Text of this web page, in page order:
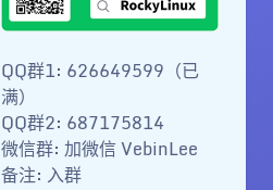
QQ群1: 626649599（已
满）
QQ群2: 687175814
微信群: 加微信 VebinLee
备注: 入群